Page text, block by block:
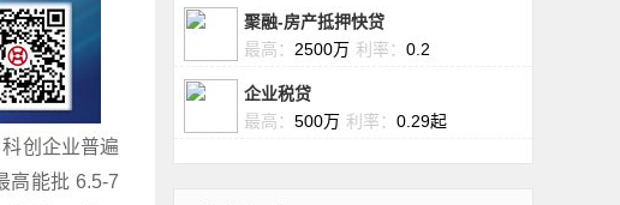
科创企业普遍
高能批 6.5-7
聚融-房产抵押快贷
最高： 2500万 利率： 0.2
企业税贷
最高： 500万 利率： 0.29起